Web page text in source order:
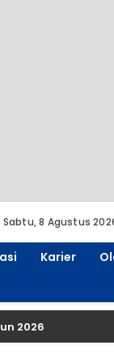
Sabtu, 8 Agustus
Karier
2026